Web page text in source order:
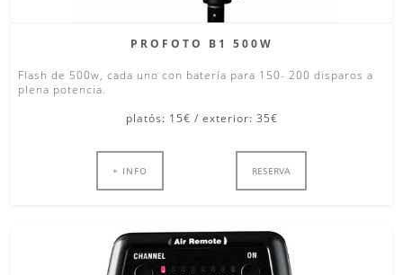
PROFOTO B1 500W
Flash de 500w, cada uno con batería para 150- 200 disparos a
plena potencia.
platós: 15€ / exterior: 35€
+ INFO RESERVA